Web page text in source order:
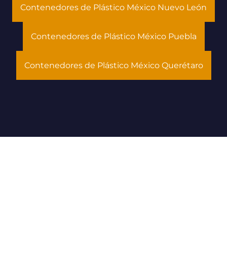
Contenedores de Plástico México Nuevo León
Contenedores de Plástico México Puebla
Contenedores de Plástico México Querétaro